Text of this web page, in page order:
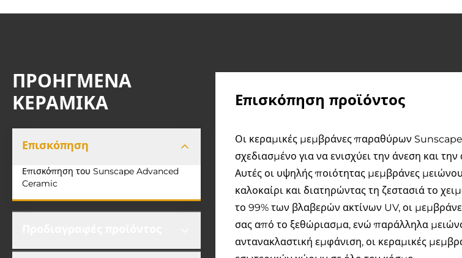
ΠΡΟΗΓΜΈΝΑ
ΚΕΡΑΜΙΚΆ
Επισκόπηση
Επισκόπηση του Sunscape Advanced
Ceramic
Επισκόπηση προϊόντος
Οι κεραμικές μεμβράνες παραθύρων
σχεδιασμένο για να ενισχύει την άνεση και
Αυτές οι υψηλής ποιότητας μεμβράνες
καλοκαίρι και διατηρώντας τη ζεστασιά το
το 99% των βλαβερών ακτίνων UV, οι
σας από το ξεθώριασμα, ενώ παράλληλα
αντανακλαστική εμφάνιση, οι κεραμικές